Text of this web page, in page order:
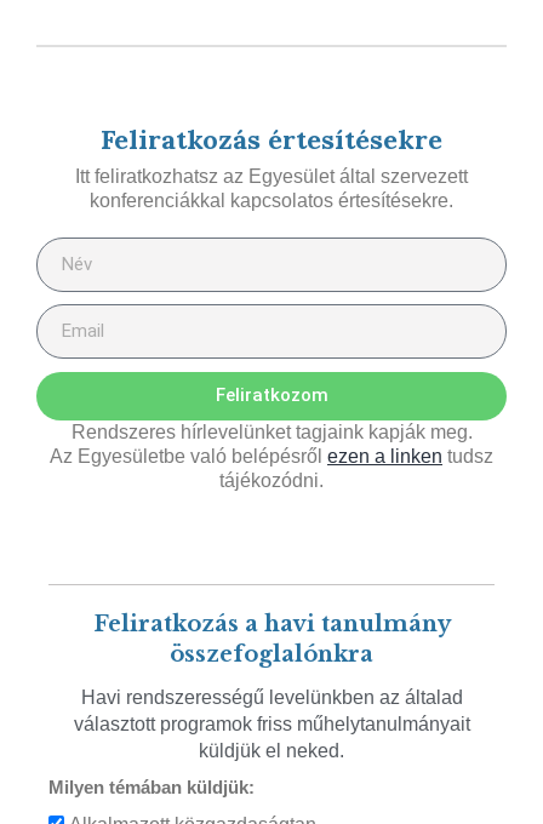
Feliratkozás értesítésekre
Itt feliratkozhatsz az Egyesület által szervezett
konferenciákkal kapcsolatos értesítésekre.
Feliratkozom
Rendszeres hírlevelünket tagjaink kapják meg.
Az Egyesületbe való belépésről ezen a linken tudsz
tájékozódni.
Feliratkozás a havi tanulmány
összefoglalónkra
Havi rendszerességű levelünkben az általad
választott programok friss műhelytanulmányait
küldjük el neked.
Milyen témában küldjük: